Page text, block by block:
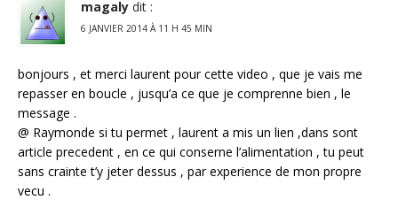
magaly dit :
6 JANVIER 2014 À 11 H 45 MIN
bonjours , et merci laurent pour cette video , que je vais me
repasser en boucle , jusqu’a ce que je comprenne bien , le
message .
@ Raymonde si tu permet , laurent a mis un lien ,dans sont
article precedent , en ce qui conserne l’alimentation , tu peut
sans crainte t’y jeter dessus , par experience de mon propre
vecu .